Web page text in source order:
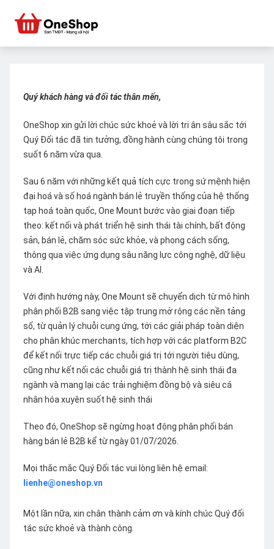
Quý khách hàng và đối tác thân mến,
OneShop xin gửi lời chúc sức khoẻ và lời tri ân sâu sắc tới
Quý Đối tác đã tin tưởng, đồng hành cùng chúng tôi trong
suốt 6 năm vừa qua.
Sau 6 năm với những kết quả tích cực trong sứ mệnh hiện
đại hoá và số hoá ngành bán lẻ truyền thống của hệ thống
tạp hoá toàn quốc, One Mount bước vào giai đoạn tiếp
theo: kết nối và phát triển hệ sinh thái tài chính, bất động
sản, bán lẻ, chăm sóc sức khỏe, và phong cách sống,
thông qua việc ứng dụng sâu năng lực công nghệ, dữ liệu
và AI.
Với định hướng này, One Mount sẽ chuyển dịch từ mô hình
phân phối B2B sang việc tập trung mở rộng các nền tảng
số, từ quản lý chuỗi cung ứng, tới các giải pháp toàn diện
cho phân khúc merchants, tích hợp với các platform B2C
để kết nối trực tiếp các chuỗi giá trị tới người tiêu dùng,
cũng như kết nối các chuỗi giá trị thành hệ sinh thái đa
ngành và mang lại các trải nghiệm đồng bộ và siêu cá
nhân hóa xuyên suốt hệ sinh thái
Theo đó, OneShop sẽ ngừng hoạt động phân phối bán
hàng bán lẻ B2B kể từ ngày 01/07/2026.
Mọi thắc mắc Quý Đối tác vui lòng liên hệ email:
lienhe@oneshop.vn
Một lần nữa, xin chân thành cảm ơn và kính chúc Quý đối
tác sức khoẻ và thành công.